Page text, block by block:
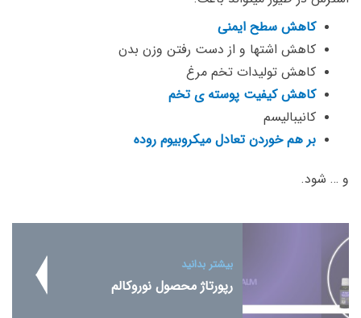
کاهش سطح ایمنی
کاهش اشتها و از دست رفتن وزن بدن
کاهش تولیدات تخم مرغ
کاهش کیفیت پوسته ی تخم
کانیبالیسم
بر هم خوردن تعادل میکروبیوم روده
و … شود.
بیشتر بدانید
رپورتاژ محصول نوروکالم